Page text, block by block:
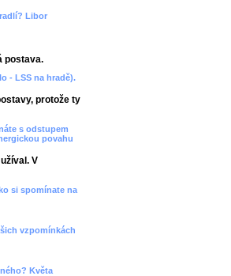
Libor
postava.
- LSS na hradě).
protože ty
s odstupem
povahu
V
si spomínate na
vzpomínkách
Květa